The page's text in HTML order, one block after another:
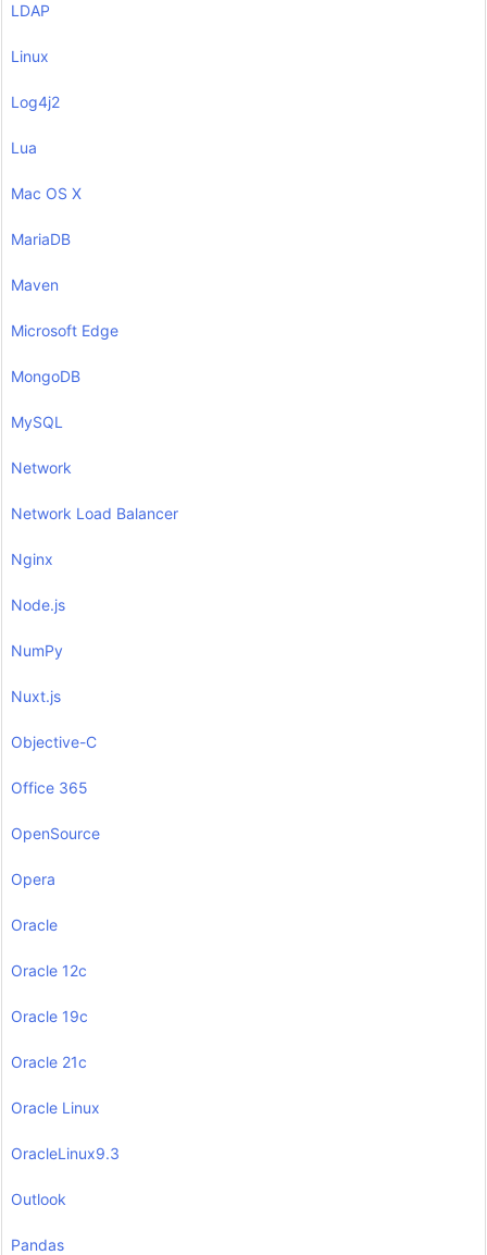
LDAP
Linux
Log4j2
Lua
Mac OS X
MariaDB
Maven
Microsoft Edge
MongoDB
MySQL
Network
Network Load Balancer
Nginx
Node.js
NumPy
Nuxt.js
Objective-C
Office 365
OpenSource
Opera
Oracle
Oracle 12c
Oracle 19c
Oracle 21c
Oracle Linux
OracleLinux9.3
Outlook
Pandas